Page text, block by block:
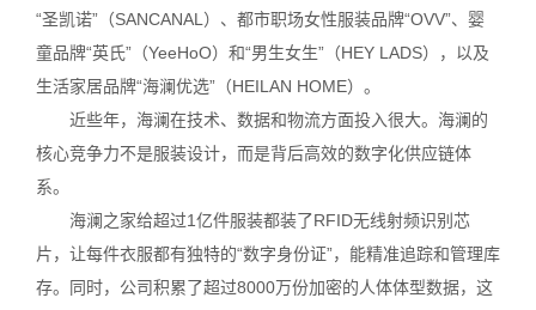
“圣凯诺”（SANCANAL）、都市职场女性服装品牌“OVV”、婴
童品牌“英氏”（YeeHoO）和“男生女生”（HEY LADS），以及
生活家居品牌“海澜优选”（HEILAN HOME）。
近些年，海澜在技术、数据和物流方面投入很大。海澜的
核心竞争力不是服装设计，而是背后高效的数字化供应链体
系。
海澜之家给超过1亿件服装都装了RFID无线射频识别芯
片，让每件衣服都有独特的“数字身份证”，能精准追踪和管理库
存。同时，公司积累了超过8000万份加密的人体体型数据，这